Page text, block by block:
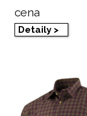
cena
Detaily >